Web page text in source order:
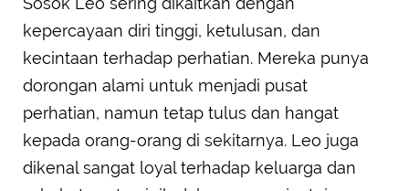
kepercayaan diri tinggi, ketulusan, dan
kecintaan terhadap perhatian. Mereka punya
dorongan alami untuk menjadi pusat
perhatian, namun tetap tulus dan hangat
kepada orang-orang di sekitarnya. Leo juga
dikenal sangat loyal terhadap keluarga dan